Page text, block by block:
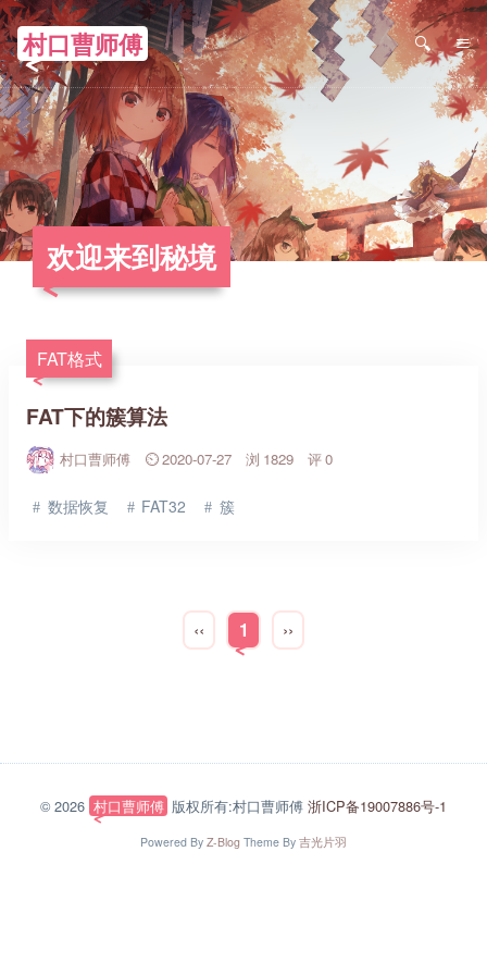
村口曹师傅 ≡
欢迎来到秘境
FAT格式
FAT下的簇算法
村口曹师傅 2020-07-27 1829 0
数据恢复 FAT32 簇
‹‹ 1 ››
© 2026 村口曹师傅 版权所有:村口曹师傅浙ICP备19007886号-1
Powered By Z-Blog Theme By 吉光片羽